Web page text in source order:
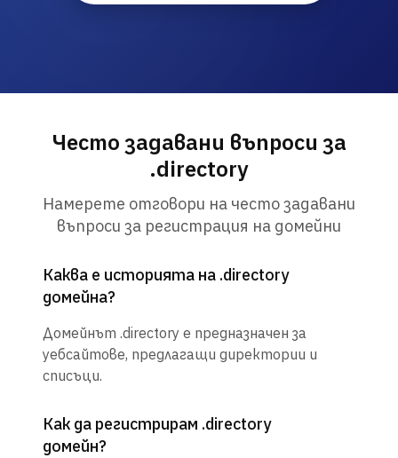
Често задавани въпроси за
.directory
Намерете отговори на често задавани
въпроси за регистрация на домейни
Каква е историята на .directory
домейна?
Домейнът .directory е предназначен за
уебсайтове, предлагащи директории и
списъци.
Как да регистрирам .directory
домейн?